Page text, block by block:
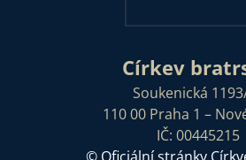
Církev
Soukenická
110 00 Praha 1 –
IČ: 00445215